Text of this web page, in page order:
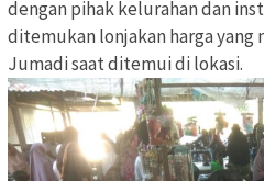
dengan pihak kelurahan dan
ditemukan lonjakan harga yang
Jumadi saat ditemui di lokasi.